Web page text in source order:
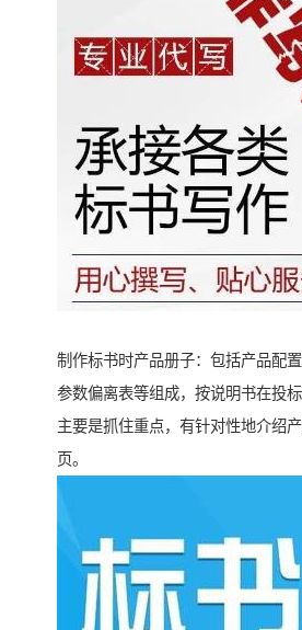
制作标书时产品册子：包括产品配
参数偏离表等组成，按说明书在投标
主要是抓住重点，有针对性地介绍
页。